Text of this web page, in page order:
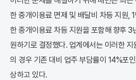
한 중개이용료 면제 및 배달비 차등 지원,
한 중개이용료 차등 지원을 포함해 향후
원하기로 결정했다. 업계에서는 이러한
의 경우 기존 대비 업주 부담률이 14%포
상하고 있다.